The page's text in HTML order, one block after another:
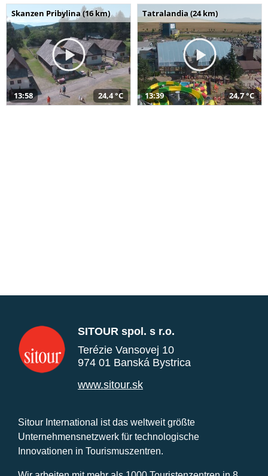
Skanzen Pribylina (16 km)
13:58 24,4 °C
Tatralandia (24 km)
13:39 24,7 °C
SITOUR spol. s r.o.
Terézie Vansovej 10
974 01 Banská Bystrica
www.sitour.sk
Sitour International ist das weltweit größte
Unternehmensnetzwerk für technologische
Innovationen in Tourismuszentren.